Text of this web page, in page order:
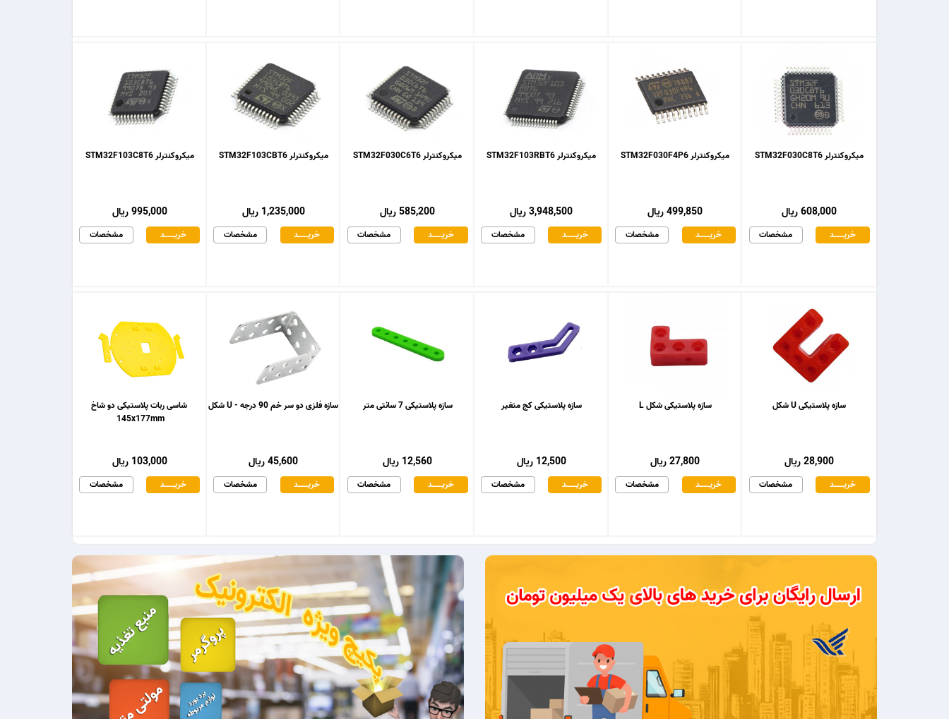
میکروکنترلر STM32F103C8T6
995,000 ریال
مشخصات خریـــــــد
میکروکنترلر STM32F103CBT6
1,235,000 ریال
مشخصات خریـــــــد
میکروکنترلر STM32F030C6T6
585,200 ریال
مشخصات خریـــــــد
میکروکنترلر STM32F103RBT6
3,948,500 ریال
مشخصات خریـــــــد
میکروکنترلر STM32F030F4P6
499,850 ریال
مشخصات خریـــــــد
میکروکنترلر STM32F030C8T6
608,000 ریال
مشخصات خریـــــــد
شاسی ربات پلاستیکی دو شاخ
145x177mm
103,000 ریال
مشخصات خریـــــــد
سازه فلزی دو سر خم 90 درجه - U شکل
45,600 ریال
مشخصات خریـــــــد
سازه پلاستیکی 7 سانتی متر
12,560 ریال
مشخصات خریـــــــد
سازه پلاستیکی کج متغیر
12,500 ریال
مشخصات خریـــــــد
سازه پلاستیکی شکل L
27,800 ریال
مشخصات خریـــــــد
سازه پلاستیکی U شکل
28,900 ریال
مشخصات خریـــــــد